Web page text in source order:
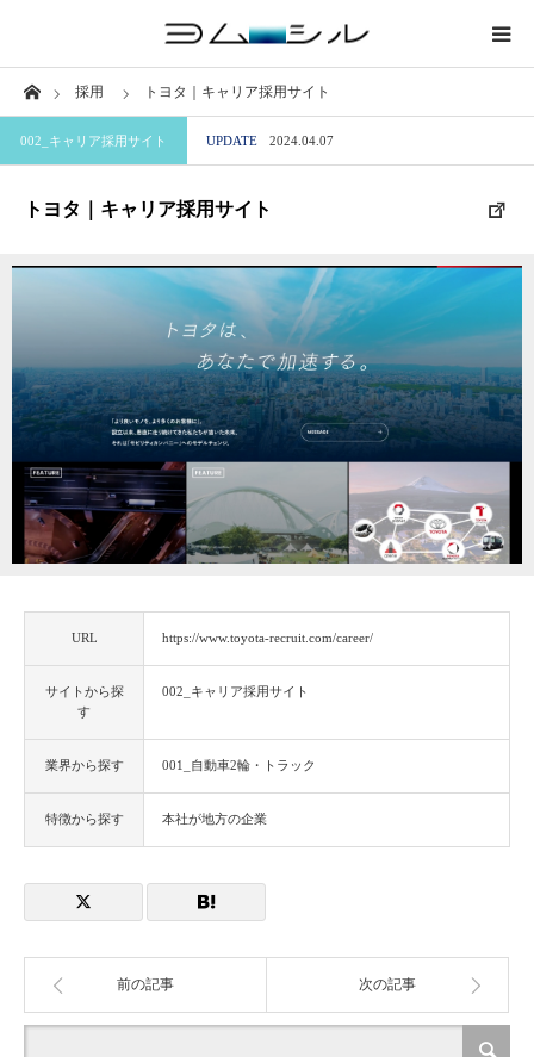
Home 採用 トヨタ｜キャリア採用サイト
002_キャリア採用サイト UPDATE 2024.04.07
トヨタ｜キャリア採用サイト
URL https://www.toyota-recruit.com/career/
サイトから探
す
002_キャリア採用サイト
業界から探す 001_自動車2輪・トラック
特徴から探す 本社が地方の企業
前の記事 次の記事
業界から探す
サイトから探す
ブログ
このサイトについて